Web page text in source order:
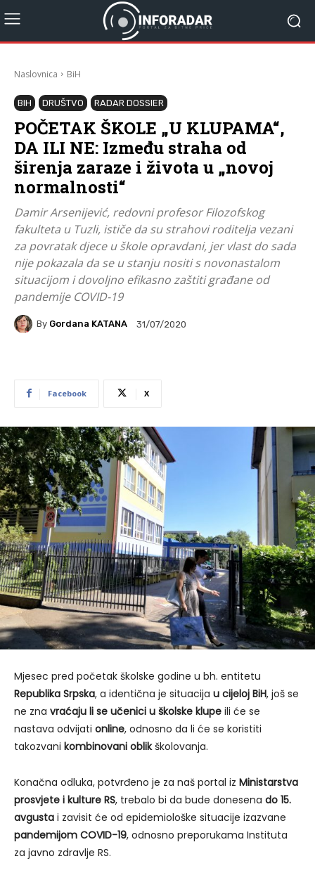
Naslovnica BiH
BIH DRUŠTVO RADAR DOSSIER
POČETAK ŠKOLE „U KLUPAMA“,
DA ILI NE: Između straha od
širenja zaraze i života u „novoj
normalnosti“
Damir Arsenijević, redovni profesor Filozofskog
fakulteta u Tuzli, ističe da su strahovi roditelja vezani
za povratak djece u škole opravdani, jer vlast do sada
nije pokazala da se u stanju nositi s novonastalom
situacijom i dovoljno efikasno zaštiti građane od
pandemije COVID-19
By Gordana KATANA 31/07/2020
Facebook X
Mjesec pred početak školske godine u bh. entitetu
Republika Srpska, a identična je situacija u cijeloj BiH, još se
ne zna vraćaju li se učenici u školske klupe ili će se
nastava odvijati online, odnosno da li će se koristiti
takozvani kombinovani oblikškolovanja.
Konačna odluka, potvrđeno je za naš portal iz Ministarstva
prosvjete i kulture RS, trebalo bi da bude donesena do 15.
avgusta i zavisit će od epidemiološke situacije izazvane
pandemijom COVID-19, odnosno preporukama Instituta
za javno zdravlje RS.